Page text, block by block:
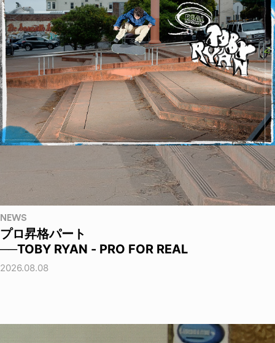
NEWS
プロ昇格パート
──TOBY RYAN - PRO FOR REAL
2026.08.08